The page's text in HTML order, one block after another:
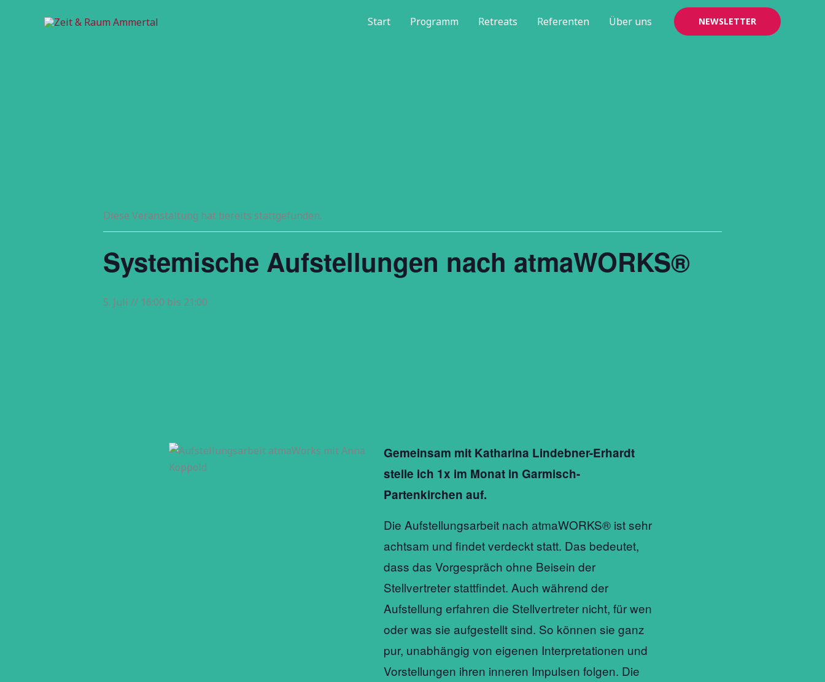
Start Programm Retreats Referenten Über uns NEWSLETTER
Diese Veranstaltung hat bereits stattgefunden.
Systemische Aufstellungen nach atmaWORKS®
5. Juli // 16:00 bis 21:00
Gemeinsam mit Katharina Lindebner-Erhardt
stelle ich 1x im Monat in Garmisch-
Partenkirchen auf.
Die Aufstellungsarbeit nach atmaWORKS® ist sehr
achtsam und findet verdeckt statt. Das bedeutet,
dass das Vorgespräch ohne Beisein der
Stellvertreter stattfindet. Auch während der
Aufstellung erfahren die Stellvertreter nicht, für wen
oder was sie aufgestellt sind. So können sie ganz
pur, unabhängig von eigenen Interpretationen und
Vorstellungen ihren inneren Impulsen folgen. Die